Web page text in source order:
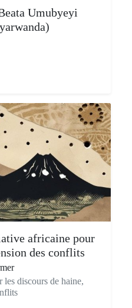
Umubyeyi
africaine pour
des conflits
discours de haine,